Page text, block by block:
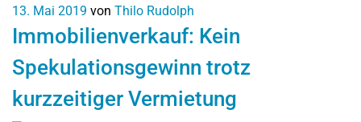
13. Mai 2019 von Thilo Rudolph
Immobilienverkauf: Kein
Spekulationsgewinn trotz
kurzzeitiger Vermietung